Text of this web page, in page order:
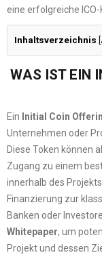
eine erfolgreiche
Inhaltsverzeichnis
WAS IST EIN
Ein Initial Coin
Unternehmen oder
Diese Token können
Zugang zu einem
innerhalb des
Finanzierung zur
Banken oder
Whitepaper, um
Projekt und dessen